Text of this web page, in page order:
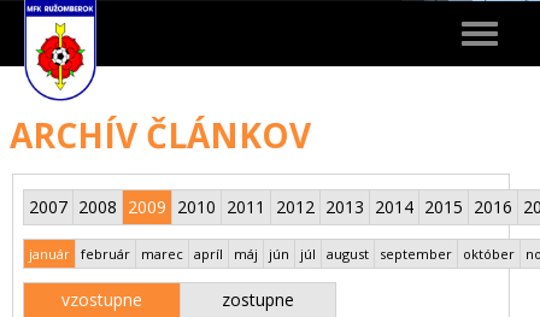
Toggle
ARCHÍV ČLÁNKOV
2007 2008 2009 2010 2011 2012 2013 2014 2015 2016
január február marec apríl máj jún júl august september október
vzostupne zostupne